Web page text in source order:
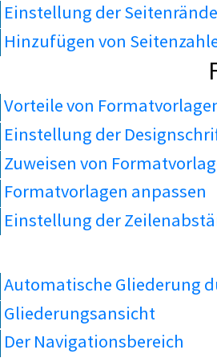
Einstellung der
Hinzufügen von
Vorteile von
Einstellung der
Zuweisen von
Formatvorlagen anpassen
Einstellung der
Automatische Gliederung
Gliederungsansicht
Der Navigationsbereich